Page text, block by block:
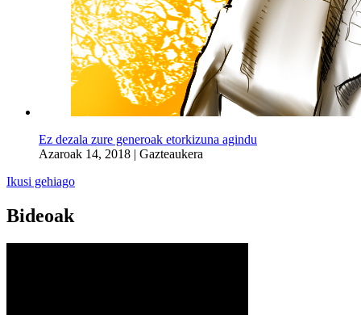
Ez dezala zure generoak etorkizuna agindu
Azaroak 14, 2018 | Gazteaukera
Ikusi gehiago
Bideoak